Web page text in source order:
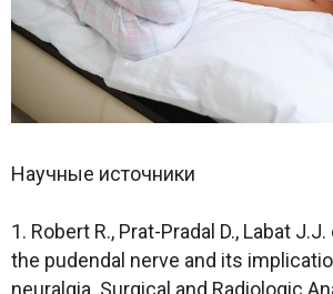
Научные источники
1. Robert R., Prat-Pradal D., Labat
the pudendal nerve and its
neuralgia. Surgical and Radiologic